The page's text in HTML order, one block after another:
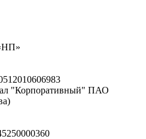
"Корпоративный" ПАО